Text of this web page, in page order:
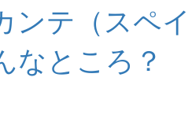
ンテ（スペイ
なところ？